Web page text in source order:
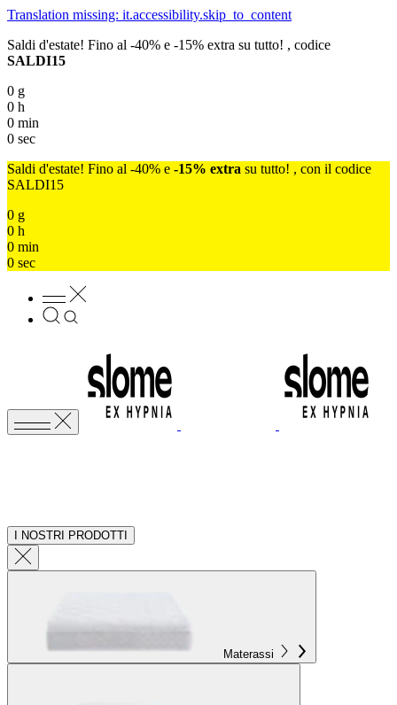
Translation missing: it.accessibility.skip_to_content
Saldi d'estate! Fino al -40% e -15% extra su tutto! , codice
SALDI15
0 g
0 h
0 min
0 sec
Saldi d'estate! Fino al -40% e -15% extra su tutto! , con il codice
SALDI15
0 g
0 h
0 min
0 sec
I NOSTRI PRODOTTI
Materassi